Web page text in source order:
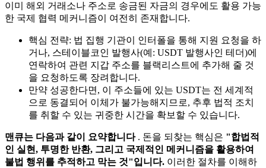
이미 해외 거래소나 주소로 송금된 자금의 경우에도 활용 가능
한 국제 협력 메커니즘이 여전히 존재합니다.
핵심 전략: 법 집행 기관이 인터폴을 통해 지원 요청을 하
거나, 스테이블코인 발행사(예: USDT 발행사인 테더)에
연락하여 관련 지갑 주소를 블랙리스트에 추가해 줄 것
을 요청하도록 장려합니다.
만약 성공한다면, 이 주소들에 있는 USDT는 전 세계적
으로 동결되어 이체가 불가능해지므로, 추후 법적 조치
를 취할 수 있는 귀중한 시간을 확보할 수 있습니다.
맨큐는 다음과 같이 요약합니다. 돈을 되찾는 핵심은 "합법적
인 실현, 투명한 반환, 그리고 국제적인 메커니즘을 활용하여
불법 행위를 추적하고 막는 것"입니다. 이러한 절차를 이해하